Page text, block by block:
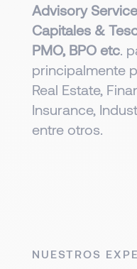
Advisory
Capitales &
PMO, BPO etc .
principalmente
Real Estate,
Insurance,
entre otros.
NUESTROS